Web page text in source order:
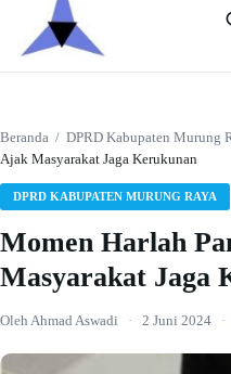
Beranda / DPRD Kabupaten Murung
Ajak Masyarakat Jaga Kerukunan
DPRD KABUPATEN MURUNG RAYA
Momen Harlah
Masyarakat Jaga
Oleh Ahmad Aswadi · 2 Juni 2024 ·